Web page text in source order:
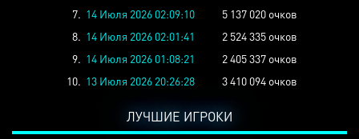
7. 14 Июля 2026 02:09:10
5 137 020 очков
8. 14 Июля 2026 02:01:41
2 524 335 очков
9. 14 Июля 2026 01:08:21
2 405 337 очков
10. 13 Июля 2026 20:26:28 3 410 094 очков
ЛУЧШИЕ ИГРОКИ